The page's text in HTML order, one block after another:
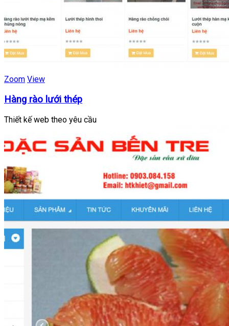
Zoom View
Hàng rào lưới thép
Thiết kế web theo yêu cầu